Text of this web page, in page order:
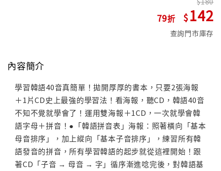
79 142
查詢門市庫存
內容簡介
學習韓語40音真簡單！拋開厚厚的書本，只要2張海報
＋1片CD史上最強的學習法！看海報，聽CD，韓語40音
不知不覺就學會了！運用雙海報＋1CD，一次就學會韓
語字母＋拼音！●「韓語拼音表」海報：照著橫向「基本
母音排序」，加上縱向「基本子音排序」，練習所有韓
語發音的拼音，所有學習韓語的起步就從這裡開始！跟
著CD「子音 → 母音 → 字」循序漸進唸完後，對韓語基